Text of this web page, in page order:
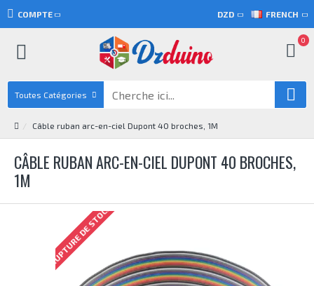
COMPTE DZD FRENCH
0
Toutes Catégories
Câble ruban arc-en-ciel Dupont 40 broches, 1M
CÂBLE RUBAN ARC-EN-CIEL DUPONT 40 BROCHES,
1M
RUPTURE DE STOCK